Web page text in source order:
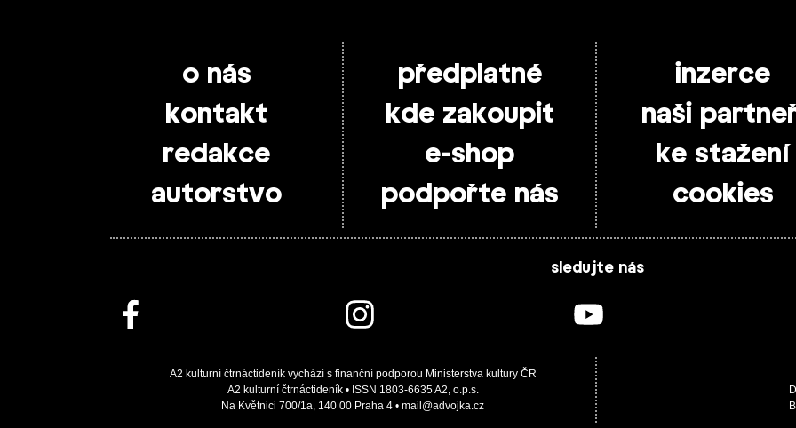
o nás
kontakt
redakce
autorstvo
předplatné
kde zakoupit
e-shop
podpořte nás
inzerce
naši
ke stažení
cookies
sledujte nás
A2 kulturní čtrnáctideník vychází s finanční podporou Ministerstva kultury ČR
A2 kulturní čtrnáctideník • ISSN 1803-6635 A2, o.p.s.
Na Květnici 700/1a, 140 00 Praha 4 • mail@advojka.cz